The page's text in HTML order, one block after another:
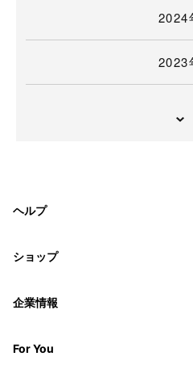
2024
2023
ヘルプ
ショップ
企業情報
For You